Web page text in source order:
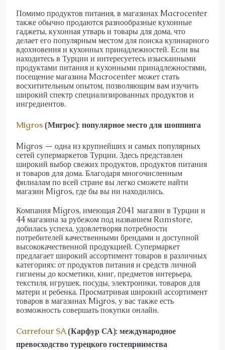
Помимо продуктов питания, в магазинах Macrocenter
также обычно продаются разнообразные кухонные
гаджеты, кухонная утварь и товары для дома, что
делает его популярным местом для поиска кулинарного
вдохновения и кухонных принадлежностей. Если вы
находитесь в Турции и интересуетесь изысканными
продуктами питания и кухонными принадлежностями,
посещение магазина Macrocenter может стать
восхитительным опытом, позволяющим вам изучить
широкий спектр специализированных продуктов и
ингредиентов.
Migros (Мигрос): популярное место для шоппинга
Migros — одна из крупнейших и самых популярных
сетей супермаркетов Турции. Здесь представлен
широкий выбор свежих продуктов, продуктов питания
и товаров для дома. Благодаря многочисленным
филиалам по всей стране вы легко сможете найти
магазин Migros, где бы вы ни находились.
Компания Migros, имеющая 2041 магазин в Турции и
44 магазина за рубежом под названием Ramstore,
добилась успеха, удовлетворяя потребности
потребителей качественными брендами и доступной
высококачественной продукцией. Супермаркет
предлагает широкий ассортимент товаров в различных
категориях: от продуктов питания и средств личной
гигиены до косметики, книг, предметов интерьера,
текстиля, игрушек, посуды, электроники, товаров для
матери и ребенка. Просматривая широкий ассортимент
товаров в магазинах Migros, у вас также есть
возможность совершать покупки онлайн.
Carrefour SA(Карфур СА): международное
превосходство турецкого гостеприимства